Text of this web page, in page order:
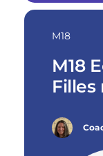
M18
M18
Filles